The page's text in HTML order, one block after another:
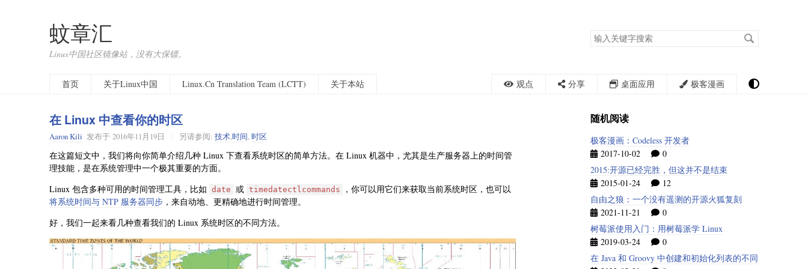
蚊章汇
Linux中国社区镜像站，没有大保镖。
搜
索
首页
关于Linux中国 Linux.Cn Translation Team (LCTT) 关于本站 观点 分享 桌面应用 极客漫画
在 Linux 中查看你的时区
Aaron Kili 发布于 2016年11月19日 另请参阅: 技术,时间,时区
在这篇短文中，我们将向你简单介绍几种 Linux 下查看系统时区的简单方法。在 Linux 机器中，尤其是生产服务器上的时间管
理技能，是在系统管理中一个极其重要的方面。
Linux 包含多种可用的时间管理工具，比如 date 或 timedatectlcommands
，你可以用它们来获取当前系统时区，也可以
将系统时间与 NTP 服务器同步 ，来自动地、更精确地进行时间管理。
好，我们一起来看几种查看我们的 Linux 系统时区的不同方法。
随机阅读
极客漫画：Codeless 开发者
2017-10-02
0
2015:开源已经完胜，但这并不是结束
2015-01-24
12
自由之狼：一个没有遥测的开源火狐复刻
2021-11-21
0
树莓派使用入门：用树莓派学 Linux
2019-03-24
0
在 Java 和 Groovy 中创建和初始化列表的不同